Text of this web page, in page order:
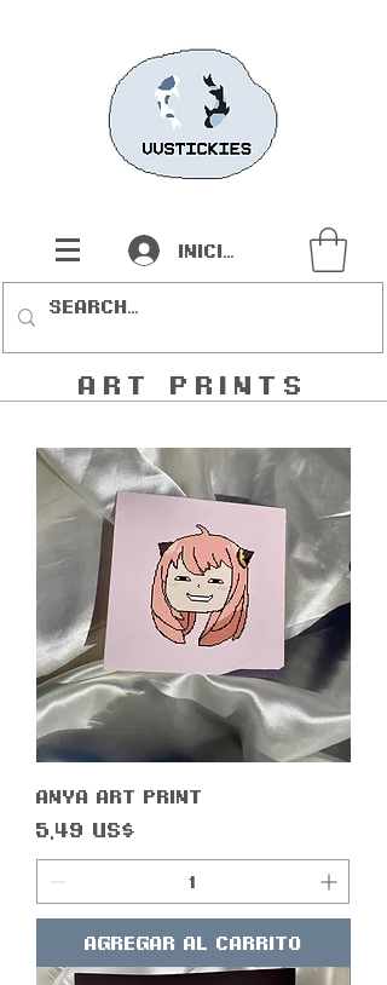
Iniciar sesión
art prints
Anya Art print
Precio
5,49 US$
Agregar al carrito